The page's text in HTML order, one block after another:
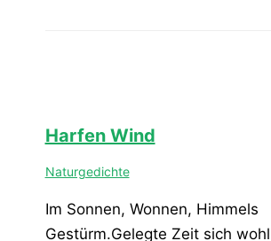
Harfen Wind
Naturgedichte
Im Sonnen, Wonnen, Himmels
Gestürm.Gelegte Zeit sich